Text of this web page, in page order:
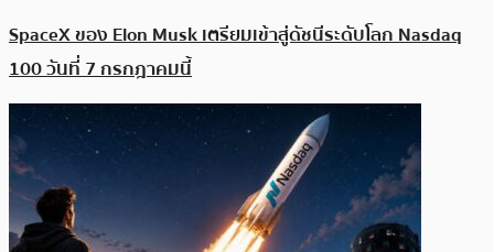
SpaceX ของ Elon Musk เตรียมเข้าสู่ดัชนีระดับโลก Nasdaq
100 วันที่ 7 กรกฎาคมนี้